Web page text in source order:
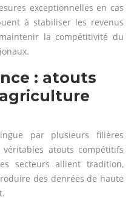
exceptionnelles en cas
à stabiliser les revenus
la compétitivité du
: atouts
par plusieurs filières
atouts compétitifs
secteurs allient tradition,
des denrées de haute